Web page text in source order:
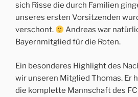
sich Risse die durch Familien
unseres ersten Vorsitzenden
verschont.
Andreas war
Bayernmitglied für die Roten.
Ein besonderes Highlight des
wir unseren Mitglied Thomas. Er
die komplette Mannschaft des